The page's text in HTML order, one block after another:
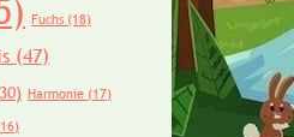
Fuchs (18)
(47)
Harmonie (17)